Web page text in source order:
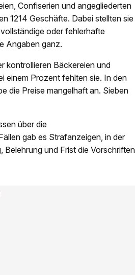
Confiserien und angegliederten
1214 Geschäfte. Dabei stellten sie
oder fehlerhafte
Angaben ganz.
kontrollieren Bäckereien und
einem Prozent fehlten sie. In den
die Preise mangelhaft an. Sieben
über die
gab es Strafanzeigen, in der
Belehrung und Frist die Vorschriften